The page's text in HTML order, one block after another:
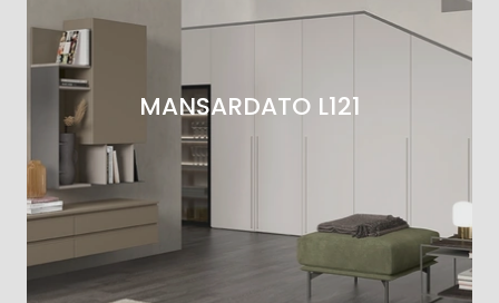
MANSARDATO L121